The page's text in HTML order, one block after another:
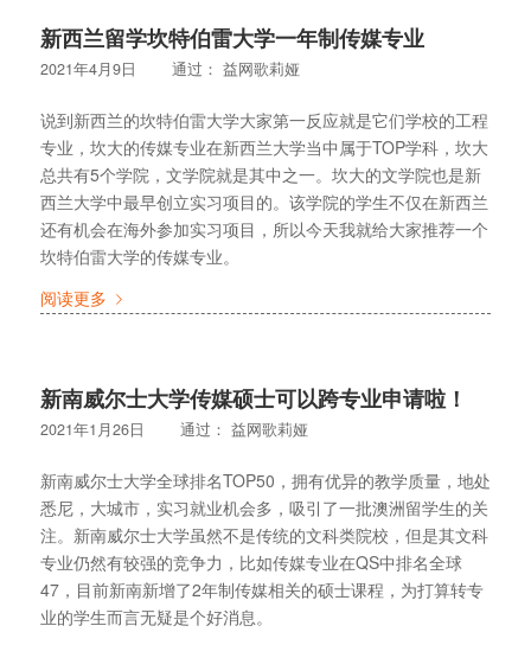
新西兰留学坎特伯雷大学一年制传媒专业
2021年4月9日 通过： 益网歌莉娅
说到新西兰的坎特伯雷大学大家第一反应就是它们学校的工程
专业，坎大的传媒专业在新西兰大学当中属于TOP学科，坎大
总共有5个学院，文学院就是其中之一。坎大的文学院也是新
西兰大学中最早创立实习项目的。该学院的学生不仅在新西兰
还有机会在海外参加实习项目，所以今天我就给大家推荐一个
坎特伯雷大学的传媒专业。
阅读更多
新南威尔士大学传媒硕士可以跨专业申请啦！
2021年1月26日 通过： 益网歌莉娅
新南威尔士大学全球排名TOP50，拥有优异的教学质量，地处
悉尼，大城市，实习就业机会多，吸引了一批澳洲留学生的关
注。新南威尔士大学虽然不是传统的文科类院校，但是其文科
专业仍然有较强的竞争力，比如传媒专业在QS中排名全球
47，目前新南新增了2年制传媒相关的硕士课程，为打算转专
业的学生而言无疑是个好消息。